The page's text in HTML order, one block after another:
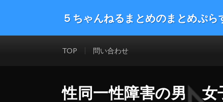
５ちゃんねるまとめのまとめぷら
した。ネタ・速報 エンタメ 生活 趣味 漫画アニメ ゲー
TOP 問い合わせ
性同一性障害の男 女